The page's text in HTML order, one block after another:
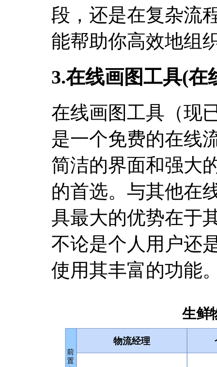
段，还是在复杂流
能帮助你高效地组
3.在线画图工具(在
在线画图工具（现
是一个免费的在线
简洁的界面和强大
的首选。与其他在
具最大的优势在于
不论是个人用户还
使用其丰富的功能